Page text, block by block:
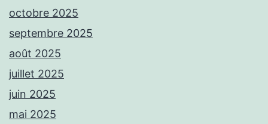
octobre 2025
septembre 2025
août 2025
juillet 2025
juin 2025
mai 2025